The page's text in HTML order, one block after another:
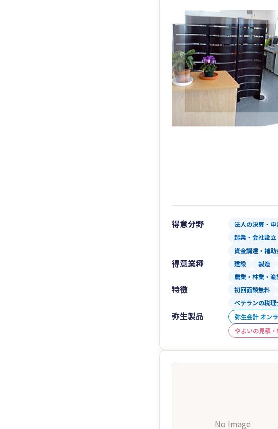
得意分野 法人の決算・申
起業・会社設立
資金調達・補
得意業種 建設 製造
農業・林業・漁
特徴 初回面談無料
ベテランの税理
弥生製品 弥生会計 オン
やよいの見積
No Image